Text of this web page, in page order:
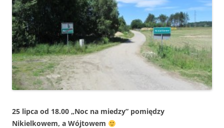
25 lipca od 18.00 „Noc na miedzy” pomiędzy
Nikielkowem, a Wójtowem